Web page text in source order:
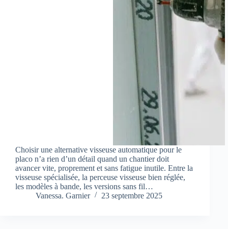
Choisir une alternative visseuse automatique pour le
placo n’a rien d’un détail quand un chantier doit
avancer vite, proprement et sans fatigue inutile. Entre la
visseuse spécialisée, la perceuse visseuse bien réglée,
les modèles à bande, les versions sans fil…
Vanessa. Garnier
23 septembre 2025